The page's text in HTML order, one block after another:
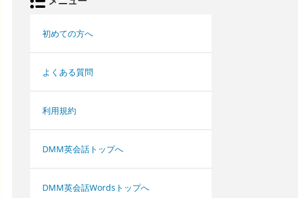
初めての方へ
よくある質問
利用規約
DMM英会話トップへ
DMM英会話Wordsトップへ